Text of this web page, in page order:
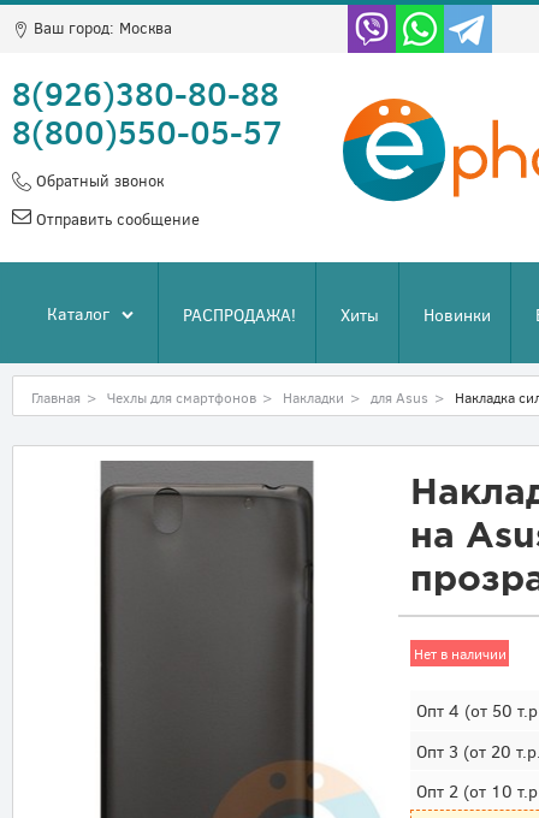
Ваш город: Москва
8(926)380-80-88
8(800)550-05-57
Обратный звонок
Отправить сообщение
Каталог РАСПРОДАЖА! Хиты Новинки
Главная > Чехлы для смартфонов > Накладки > для Asus > Накладка
на
Нет в наличии
Опт 4 (от 50
Опт 3 (от 20
Опт 2(от 10